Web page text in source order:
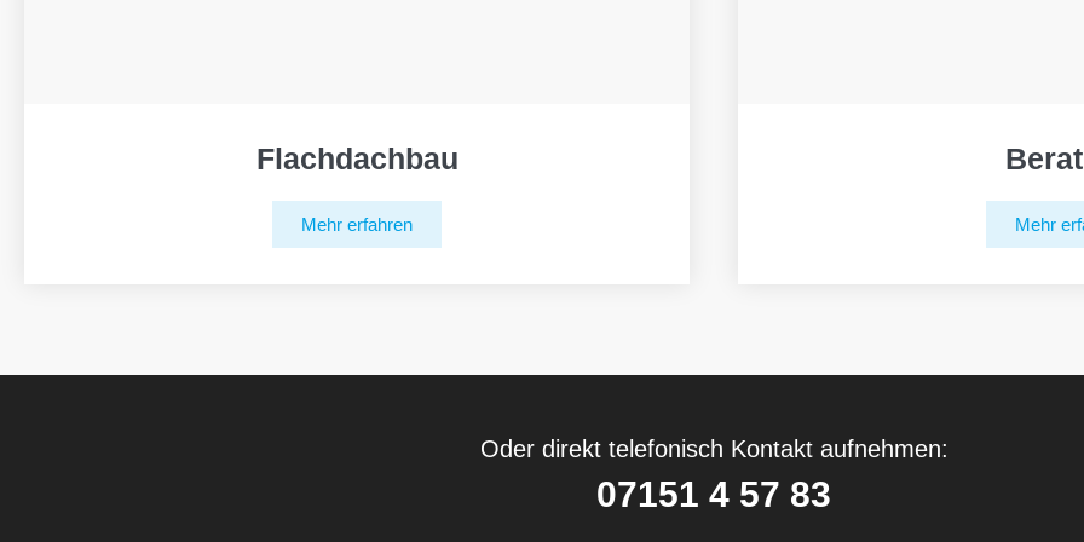
Flachdachbau
Mehr erfahren Mehr
Oder direkt telefonisch Kontakt aufnehmen:
07151 4 57 83